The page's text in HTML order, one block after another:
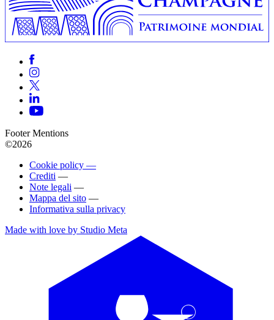
Footer Mentions
©2026
Cookie policy —
Crediti —
Note legali —
Mappa del sito —
Informativa sulla privacy
Made with love by Studio Meta